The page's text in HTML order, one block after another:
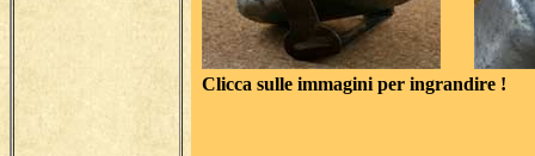
Clicca sulle immagini per ingrandire !